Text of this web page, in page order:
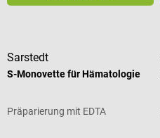
Sarstedt
S-Monovette für Hämatologie
Präparierung mit EDTA